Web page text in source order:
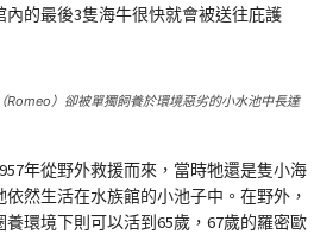
內的最後3隻海牛很快就會被送往庇護
Romeo）卻被單獨飼養於環境惡劣的小水池中長達
年從野外救援而來，當時牠還是隻小海
然生活在水族館的小池子中。在野外，
養環境下則可以活到65歲，67歲的羅密歐